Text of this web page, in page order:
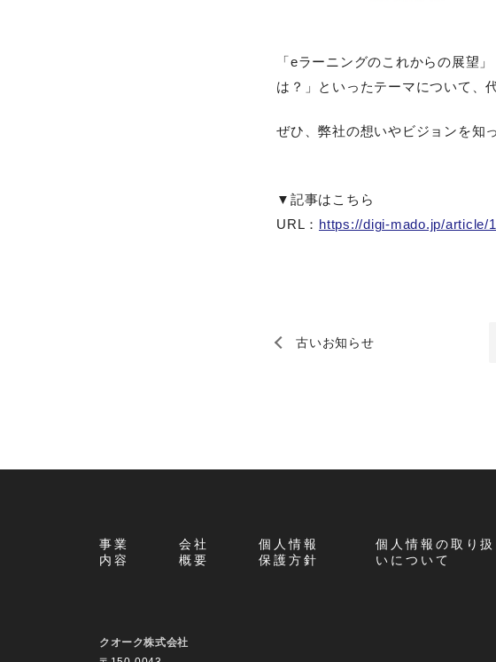
「eラーニングのこれからの展望
は？」といったテーマについて、
ぜひ、弊社の想いやビジョンを知
▼記事はこちら
URL： https://digi-mado.jp/article/
古いお知らせ
事業
内容
会社
概要
個人情報
保護方針
個人情報の取り扱
いについて
クオーク株式会社